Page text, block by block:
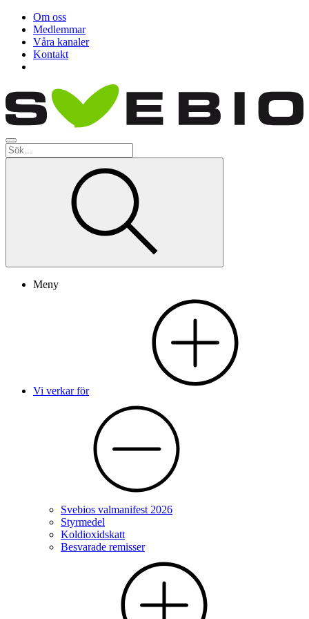
Om oss
Medlemmar
Våra kanaler
Kontakt
Meny
Vi verkar för
Svebios valmanifest 2026
Styrmedel
Koldioxidskatt
Besvarade remisser